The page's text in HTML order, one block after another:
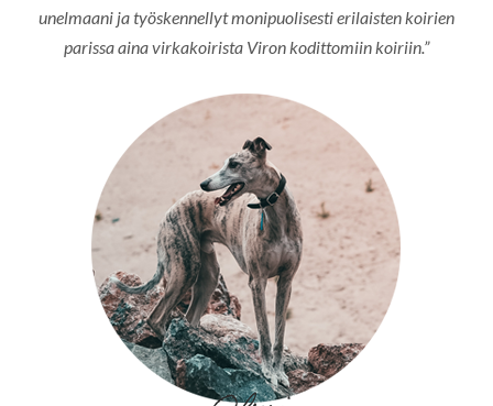
unelmaani ja työskennellyt monipuolisesti erilaisten koirien
parissa aina virkakoirista Viron kodittomiin koiriin.”